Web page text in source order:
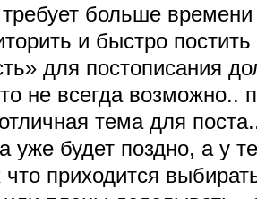
требует больше
и быстро постить
для постописания
не всегда возможно..
тема для
уже будет поздно, а у
что приходится